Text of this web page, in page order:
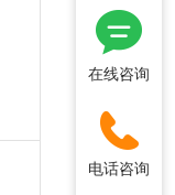
在线咨询
电话咨询